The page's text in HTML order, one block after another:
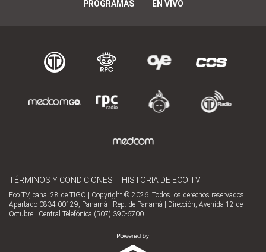
PROGRAMAS EN VIVO
TÉRMINOS Y CONDICIONES HISTORIA DE ECO TV
Eco TV, canal 28 de TIGO | Copyright © 2026. Todos los derechos reservados
Apartado 0834-00129, Panamá - Rep. de Panamá | Dirección, Avenida 12 de
Octubre | Central Telefónica (507) 390-6700.